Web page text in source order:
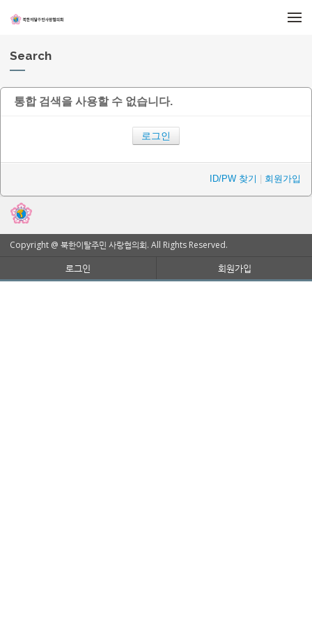
Search
통합 검색을 사용할 수 없습니다.
로그인
ID/PW 찾기 회원가입
Copyright @ 북한이탈주민 사랑협의회. All Rights Reserved.
로그인 회원가입